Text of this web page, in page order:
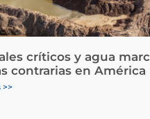
críticos y agua
contrarias en América
>>